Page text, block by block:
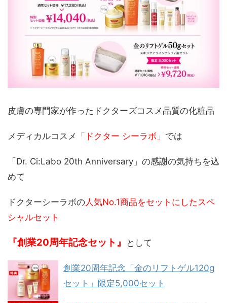
皮膚の専門家が作ったドクターズコスメ品質の化粧品
メディカルコスメ 「ドクター シーラボ」 では
「Dr. Ci:Labo 20th Anniversary」の感謝の気持ちを込
めて
ドクターシーラボの人気No.1商品をセットにしたスペ
シャルセット
『創業20周年記念セット』 として
創業20周年記念「金のリフトゲル120g
セット」限定5,000セット